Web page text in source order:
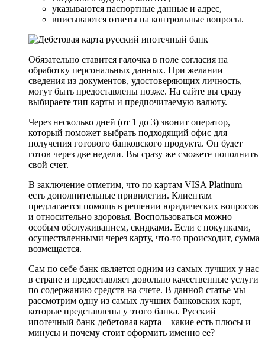
указываются паспортные данные и адрес,
вписываются ответы на контрольные вопросы.
Обязательно ставится галочка в поле согласия на
обработку персональных данных. При желании
сведения из документов, удостоверяющих личность,
могут быть предоставлены позже. На сайте вы сразу
выбираете тип карты и предпочитаемую валюту.
Через несколько дней (от 1 до 3) звонит оператор,
который поможет выбрать подходящий офис для
получения готового банковского продукта. Он будет
готов через две недели. Вы сразу же сможете пополнить
свой счет.
В заключение отметим, что по картам VISA Platinum
есть дополнительные привилегии. Клиентам
предлагается помощь в решении юридических вопросов
и относительно здоровья. Воспользоваться можно
особым обслуживанием, скидками. Если с покупками,
осуществленными через карту, что-то происходит, сумма
возмещается.
Сам по себе банк является одним из самых лучших у нас
в стране и предоставляет довольно качественные услуги
по содержанию средств на счете. В данной статье мы
рассмотрим одну из самых лучших банковских карт,
которые представлены у этого банка. Русский
ипотечный банк дебетовая карта – какие есть плюсы и
минусы и почему стоит оформить именно ее?